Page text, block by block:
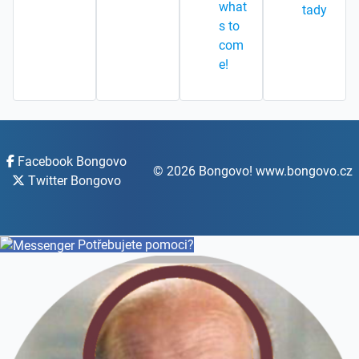
what
s to
com
e!
tady
Facebook Bongovo
Twitter Bongovo
© 2026 Bongovo! www.bongovo.cz
Potřebujete pomoci?